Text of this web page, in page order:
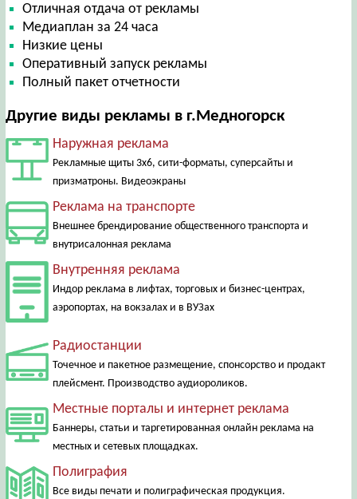
Отличная отдача от рекламы
Медиаплан за 24 часа
Низкие цены
Оперативный запуск рекламы
Полный пакет отчетности
Другие виды рекламы в г.Медногорск
Наружная реклама
Рекламные щиты 3х6, сити-форматы, суперсайты и
призматроны. Видеоэкраны
Реклама на транспорте
Внешнее брендирование общественного транспорта и
внутрисалонная реклама
Внутренняя реклама
Индор реклама в лифтах, торговых и бизнес-центрах,
аэропортах, на вокзалах и в ВУЗах
Радиостанции
Точечное и пакетное размещение, спонсорство и продакт
плейсмент. Производство аудиороликов.
Местные порталы и интернет реклама
Баннеры, статьи и таргетированная онлайн реклама на
местных и сетевых площадках.
Полиграфия
Все виды печати и полиграфическая продукция.